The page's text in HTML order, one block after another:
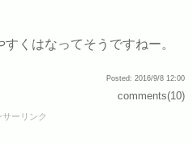
くはなってそうですねー。
Posted: 2016/9/8 12:00
comments(10)
サーリンク